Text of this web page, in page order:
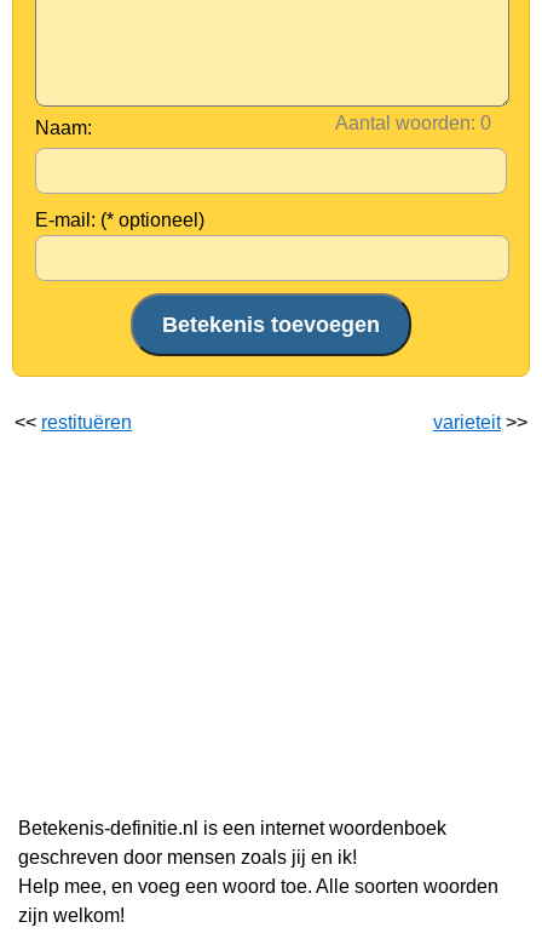
Aantal woorden:
Naam:
E-mail: (* optioneel)
<< restituëren varieteit>>
Betekenis-definitie.nl is een internet woordenboek
geschreven door mensen zoals jij en ik!
Help mee, en voeg een woord toe. Alle soorten woorden
zijn welkom!